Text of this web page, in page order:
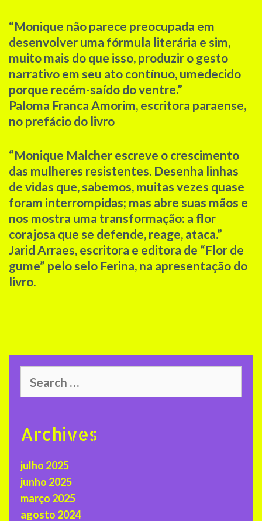
“Monique não parece preocupada em
desenvolver uma fórmula literária e sim,
muito mais do que isso, produzir o gesto
narrativo em seu ato contínuo, umedecido
porque recém-saído do ventre.”
Paloma Franca Amorim, escritora paraense,
no prefácio do livro
“Monique Malcher escreve o crescimento
das mulheres resistentes. Desenha linhas
de vidas que, sabemos, muitas vezes quase
foram interrompidas; mas abre suas mãos e
nos mostra uma transformação: a flor
corajosa que se defende, reage, ataca.”
Jarid Arraes, escritora e editora de “Flor de
gume” pelo selo Ferina, na apresentação do
livro.
for:
Archives
julho 2025
junho 2025
março 2025
agosto 2024